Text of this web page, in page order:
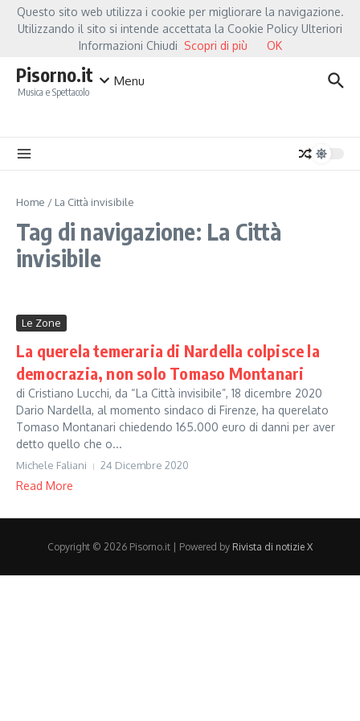
Salta al contenuto
Hot NewsFiorella Mannoia, a Capannori nasce “Anime Salve”: la data zero è
Pisorno.it
Musica e Spettacolo
Menu
Home / La Città invisibile
Tag di navigazione: La Città
invisibile
Le Zone
La querela temeraria di Nardella colpisce la
democrazia, non solo Tomaso Montanari
di Cristiano Lucchi, da “La Città invisibile”, 18 dicembre 2020
Dario Nardella, al momento sindaco di Firenze, ha querelato
Tomaso Montanari chiedendo 165.000 euro di danni per aver
detto quello che o...
Michele Faliani 24 Dicembre 2020
Read More
Copyright © 2026 Pisorno.it | Powered by Rivista di notizie X
Questo sito web utilizza i cookie per migliorare la navigazione.
Utilizzando il sito si intende accettata la Cookie Policy Ulteriori
Informazioni Chiudi Scopri di più OK